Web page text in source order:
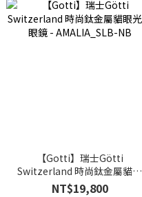
【Gotti】瑞士Götti
Switzerland 時尚鈦金屬貓眼
光學眼鏡 - AMALIA_SLB-NB
NT$19,800